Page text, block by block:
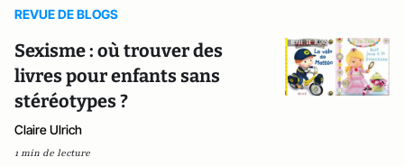
REVUE DE BLOGS
Sexisme : où trouver des
livres pour enfants sans
stéréotypes ?
Claire Ulrich
1 min de lecture